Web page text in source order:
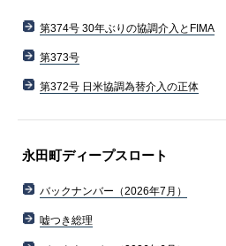
第374号 30年ぶりの協調介入とFIMA
第373号
第372号 日米協調為替介入の正体
永田町ディープスロート
バックナンバー（2026年7月）
嘘つき総理